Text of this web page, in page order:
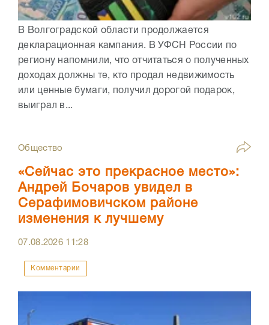
В Волгоградской области продолжается
декларационная кампания. В УФСН России по
региону напомнили, что отчитаться о полученных
доходах должны те, кто продал недвижимость
или ценные бумаги, получил дорогой подарок,
выиграл в...
Общество
«Сейчас это прекрасное место»:
Андрей Бочаров увидел в
Серафимовичском районе
изменения к лучшему
07.08.2026 11:28
Комментарии